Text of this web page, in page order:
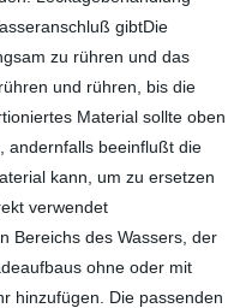
gibtDie
zu rühren und das
und rühren, bis die
Material sollte oben
andernfalls beeinflußt die
kann, um zu ersetzen
verwendet
Bereichs des Wassers, der
ohne oder mit
hinzufügen. Die passenden